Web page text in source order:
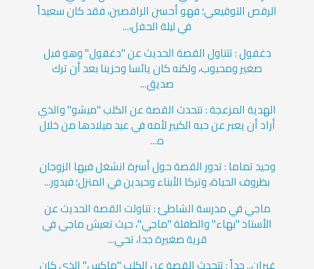
الرقص التوقيعي؛ فهو أحسن الراقصين، فقد كان سعيداً
في ليلة الحفل،...
دغفول : تتناول القصة الحديث عن "دغفول" وهو فيل
صغير ومحبوب، ولكنه كان يائسا وحزينا بعد أن ترك
صديق...
الهدية المزعجة : تتحدث القصة عن الكلب "ميشو" والذي
أراد أن يعبر عن حبه الكبير لأمه في عيد ميلادها من خلال
ه...
وحيد تماما : تدور القصة حول أسرة انشغل فيها الزوجان
بظروف الحياة، وتركا الأبناء وحيدين في المنزل؛ فيدور...
ماجي في مدرسة الشاطئ : تناولت القصة الحديث عن
الأستاذ "بهاء" والطفلة "ماجي"، حيث تعيش ماجي في
قرية صغيرة جدا، تحي...